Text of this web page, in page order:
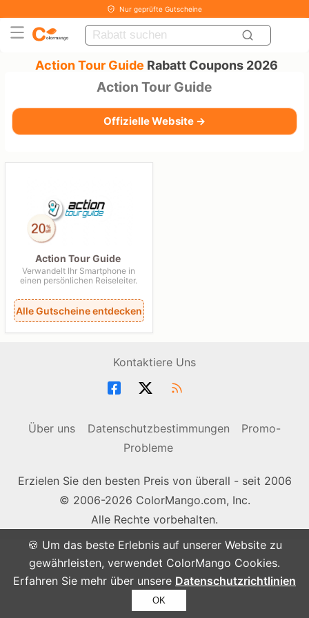
🍪 Um das beste Erlebnis auf unserer Website zu
gewährleisten, verwendet ColorMango Cookies.
Erfahren Sie mehr über unsere Datenschutzrichtlinien
OK
Nur geprüfte Gutscheine
Action Tour Guide Rabatt Coupons 2026
Action Tour Guide
Offizielle Website →
Action Tour Guide
Verwandelt Ihr Smartphone in
einen persönlichen Reiseleiter.
Alle Gutscheine entdecken
Kontaktiere Uns
Über uns Datenschutzbestimmungen
Promo-
Probleme
Erzielen Sie den besten Preis von überall - seit 2006
© 2006-2026 ColorMango.com, Inc.
Alle Rechte vorbehalten.